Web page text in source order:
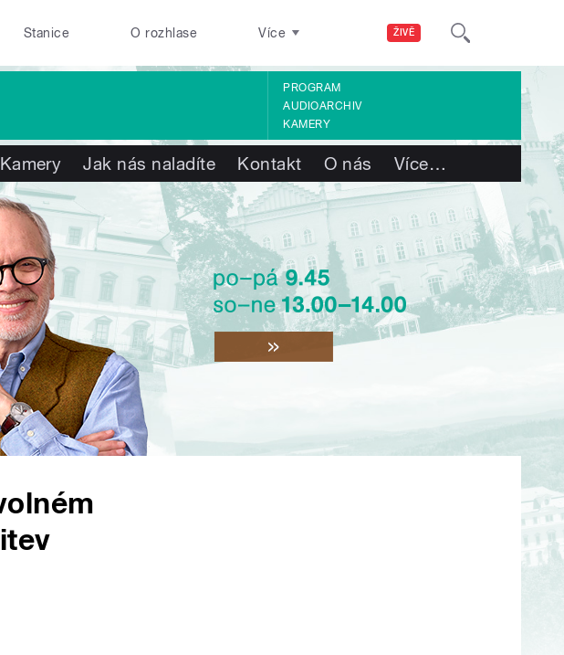
ŽIVĚ
Stanice O rozhlase Více
PROGRAM
AUDIOARCHIV
KAMERY
Kamery Jak nás naladíte Kontakt O nás Více…